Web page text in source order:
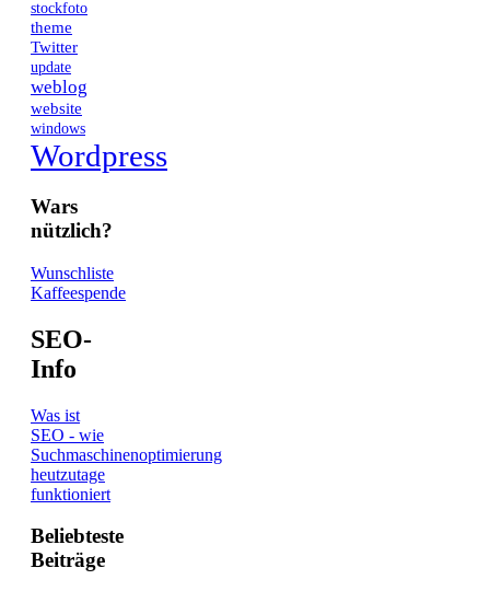
stockfoto
theme
Twitter
update
weblog
website
windows
Wordpress
Wars
nützlich?
Wunschliste
Kaffeespende
SEO-
Info
Was ist
SEO - wie
Suchmaschinenoptimierung
heutzutage
funktioniert
Beliebteste
Beiträge